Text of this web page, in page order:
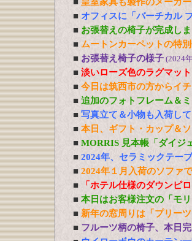
■ オフィスに「バーチカル
■ お張替えの椅子が完成し
■ ムートンカーペットの特
■ お張替え椅子の様子 (2024
■ 淡いローズ色のラグマッ
■ 今日は筑西市の方からイ
■ 追加のフォトフレーム＆
■ 写真立て＆小物も入荷し
■ 本日、ギフト・カップ＆
■ MORRIS 見本帳「ダイジ
■ 2024年、セラミックテー
■ 2024年１月入荷のソファで
■ 「ホテル仕様のダウンピ
■ 本日はお客様注文の「モ
■ 新年の窓周りは「プリー
■ フルーツ柄の椅子、本日完